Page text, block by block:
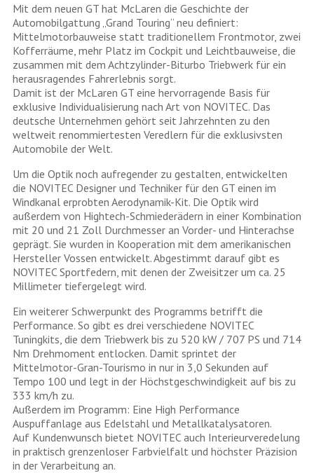
Mit dem neuen GT hat McLaren die Geschichte der
Automobilgattung „Grand Touring“ neu definiert:
Mittelmotorbauweise statt traditionellem Frontmotor, zwei
Kofferräume, mehr Platz im Cockpit und Leichtbauweise, die
zusammen mit dem Achtzylinder-Biturbo Triebwerk für ein
herausragendes Fahrerlebnis sorgt.
Damit ist der McLaren GT eine hervorragende Basis für
exklusive Individualisierung nach Art von NOVITEC. Das
deutsche Unternehmen gehört seit Jahrzehnten zu den
weltweit renommiertesten Veredlern für die exklusivsten
Automobile der Welt.
Um die Optik noch aufregender zu gestalten, entwickelten
die NOVITEC Designer und Techniker für den GT einen im
Windkanal erprobten Aerodynamik-Kit. Die Optik wird
außerdem von Hightech-Schmiederädern in einer Kombination
mit 20 und 21 Zoll Durchmesser an Vorder- und Hinterachse
geprägt. Sie wurden in Kooperation mit dem amerikanischen
Hersteller Vossen entwickelt. Abgestimmt darauf gibt es
NOVITEC Sportfedern, mit denen der Zweisitzer um ca. 25
Millimeter tiefergelegt wird.
Ein weiterer Schwerpunkt des Programms betrifft die
Performance. So gibt es drei verschiedene NOVITEC
Tuningkits, die dem Triebwerk bis zu 520 kW / 707 PS und 714
Nm Drehmoment entlocken. Damit sprintet der
Mittelmotor-Gran-Tourismo in nur in 3,0 Sekunden auf
Tempo 100 und legt in der Höchstgeschwindigkeit auf bis zu
333 km/h zu.
Außerdem im Programm: Eine High Performance
Auspuffanlage aus Edelstahl und Metallkatalysatoren.
Auf Kundenwunsch bietet NOVITEC auch Interieurveredelung
in praktisch grenzenloser Farbvielfalt und höchster Präzision
in der Verarbeitung an.